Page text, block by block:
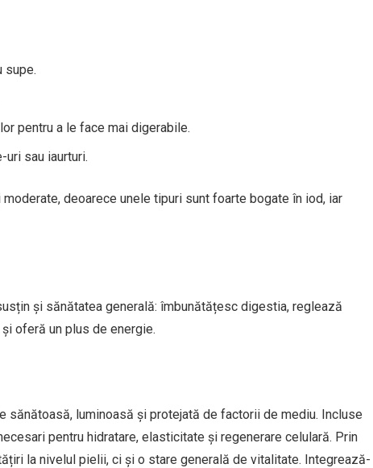
supe.
pentru a le face mai digerabile.
uri sau iaurturi.
deoarece unele tipuri sunt foarte bogate în iod, iar
și sănătatea generală: îmbunătățesc digestia, reglează
oferă un plus de energie.
sănătoasă, luminoasă și protejată de factorii de mediu. Incluse
pentru hidratare, elasticitate și regenerare celulară. Prin
la nivelul pielii, ci și o stare generală de vitalitate. Integrează-